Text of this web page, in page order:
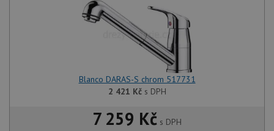
Blanco DARAS-S chrom 517731
2 421 Kčs DPH
7 259 Kč s DPH